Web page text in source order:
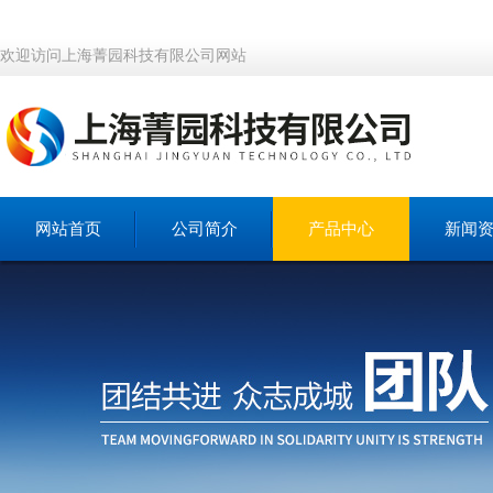
欢迎访问上海菁园科技有限公司网站
网站首页 公司简介 产品中心 新闻